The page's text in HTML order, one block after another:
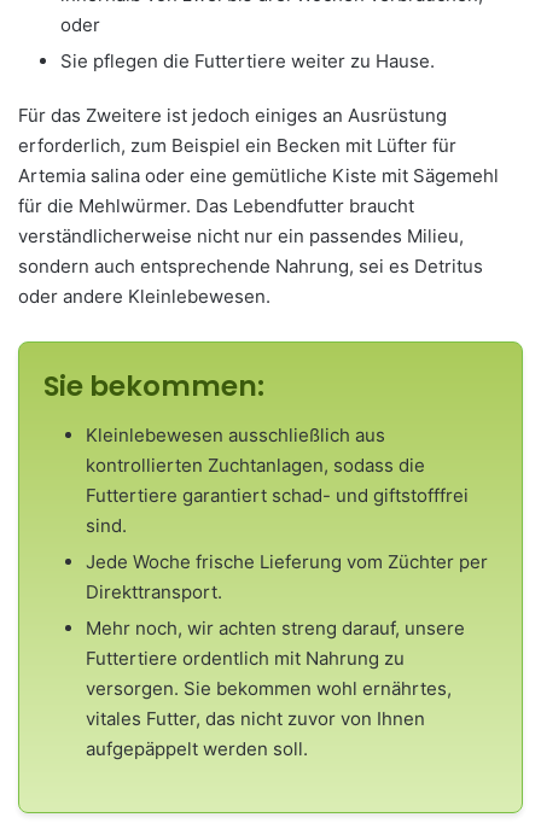
oder
Sie pflegen die Futtertiere weiter zu Hause.
Für das Zweitere ist jedoch einiges an Ausrüstung
erforderlich, zum Beispiel ein Becken mit Lüfter für
Artemia salina oder eine gemütliche Kiste mit Sägemehl
für die Mehlwürmer. Das Lebendfutter braucht
verständlicherweise nicht nur ein passendes Milieu,
sondern auch entsprechende Nahrung, sei es Detritus
oder andere Kleinlebewesen.
Sie bekommen:
Kleinlebewesen ausschließlich aus
kontrollierten Zuchtanlagen, sodass die
Futtertiere garantiert schad- und giftstofffrei
sind.
Jede Woche frische Lieferung vom Züchter per
Direkttransport.
Mehr noch, wir achten streng darauf, unsere
Futtertiere ordentlich mit Nahrung zu
versorgen. Sie bekommen wohl ernährtes,
vitales Futter, das nicht zuvor von Ihnen
aufgepäppelt werden soll.